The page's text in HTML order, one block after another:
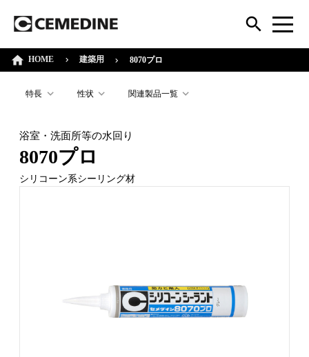
HOME 建築用 8070プロ
特長 性状 関連製品一覧
浴室・洗面所等の水回り
8070プロ
シリコーン系シーリング材